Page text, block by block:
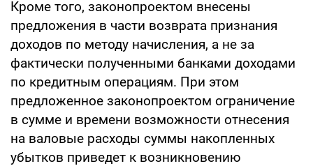
Кроме того, законопроектом внесены
предложения в части возврата признания
доходов по методу начисления, а не за
фактически полученными банками доходами
по кредитным операциям. При этом
предложенное законопроектом ограничение
в сумме и времени возможности отнесения
на валовые расходы суммы накопленных
убытков приведет к возникновению